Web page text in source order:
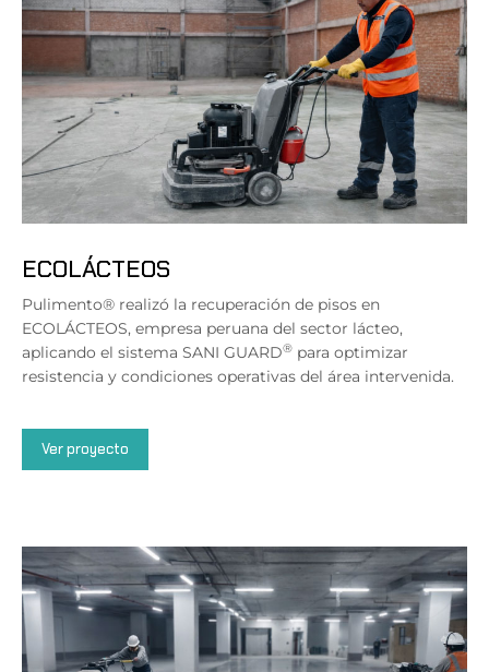
ECOLÁCTEOS
Pulimento® realizó la recuperación de pisos en
ECOLÁCTEOS, empresa peruana del sector lácteo,
aplicando el sistema SANI GUARD® para optimizar
resistencia y condiciones operativas del área intervenida.
Ver proyecto